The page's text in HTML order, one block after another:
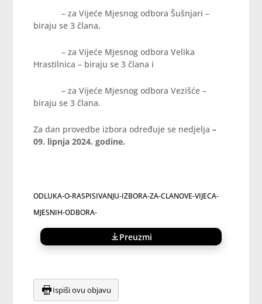
– za Vijeće Mjesnog odbora Šušnjari –
biraju se 3 člana,
– za Vijeće Mjesnog odbora Velika
Hrastilnica – biraju se 3 člana i
– za Vijeće Mjesnog odbora Vezišće –
biraju se 3 člana.
Za dan provedbe izbora određuje se nedjelja–
09. lipnja 2024. godine.
ODLUKA-O-RASPISIVANJU-IZBORA-ZA-CLANOVE-VIJECA-
MJESNIH-ODBORA-
Preuzmi
Ispiši ovu objavu